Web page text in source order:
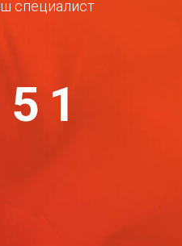
специалист